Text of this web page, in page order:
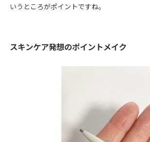
いうところがポイントですね。
スキンケア発想のポイントメイク